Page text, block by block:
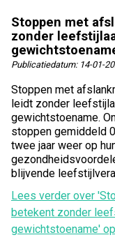
Stoppen met
zonder
Publicatiedatum: 14-01-
Stoppen met
leidt zonder
gewichtstoename.
stoppen gemiddeld
twee jaar weer op
blijvende
Lees verder over
betekent zonder
gewichtstoename'